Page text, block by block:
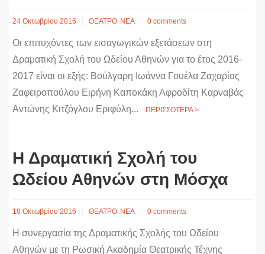
24 Οκτωβρίου 2016 ΘΕΑΤΡΟ ΝΕΑ 0 comments
Οι επιτυχόντες των εισαγωγικών εξετάσεων στη
Δραματική Σχολή του Ωδείου Αθηνών για το έτος 2016-
2017 είναι οι εξής: Βούλγαρη Ιωάννα Γουέλα Ζαχαρίας
Ζαφειροπούλου Ειρήνη Καποκάκη Αφροδίτη Καρναβάς
Αντώνης Κιτζόγλου Εριφύλη...
ΠΕΡΙΣΣΟΤΕΡΑ >
Η Δραματική Σχολή του
Ωδείου Αθηνών στη Μόσχα
18 Οκτωβρίου 2016 ΘΕΑΤΡΟ ΝΕΑ 0 comments
Η συνεργασία της Δραματικής Σχολής του Ωδείου
Αθηνών με τη Ρωσική Ακαδημία Θεατρικής Τέχνης